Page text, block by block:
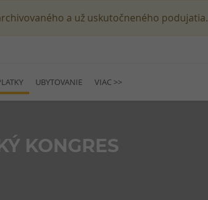
a už uskutočneného podujatia.
UBYTOVANIE VIAC >>
KONGRES